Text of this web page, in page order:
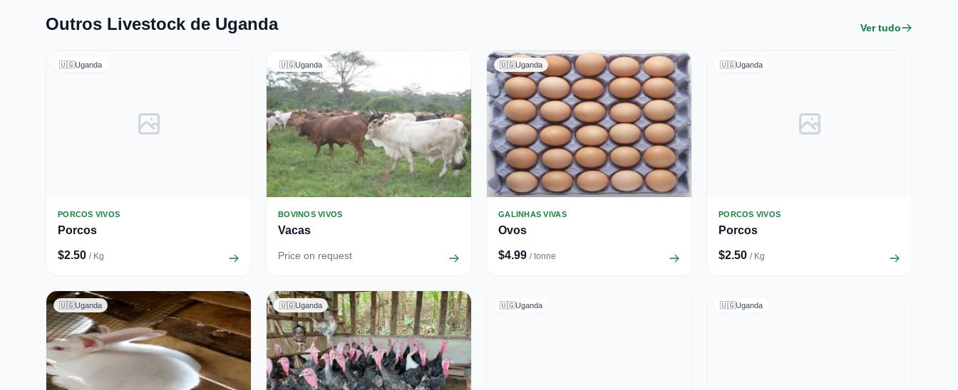
Outros Livestock de Uganda Ver tudo
🇺🇬Uganda
PORCOS VIVOS
Porcos
$2.50 / Kg
🇺🇬Uganda
BOVINOS VIVOS
Vacas
Price on request
🇺🇬Uganda
GALINHAS VIVAS
Ovos
$4.99 / tonne
🇺🇬Uganda
PORCOS VIVOS
Porcos
$2.50 / Kg
🇺🇬Uganda 🇺🇬Uganda 🇺🇬Uganda 🇺🇬Uganda